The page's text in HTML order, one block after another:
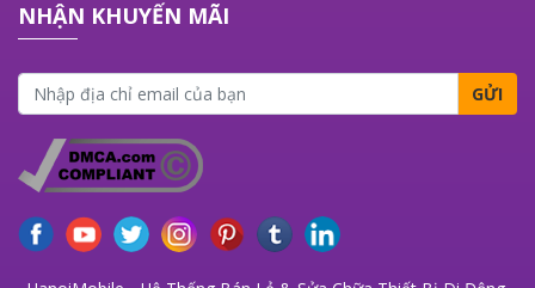
NHẬN KHUYẾN MÃI
GỬI